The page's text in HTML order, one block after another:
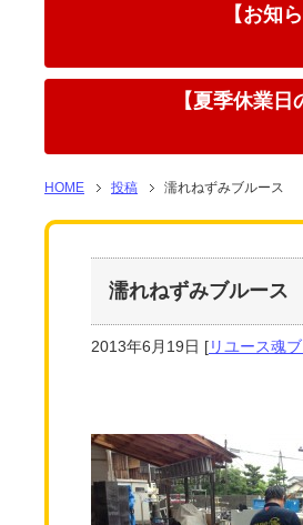
【お知
【夏季休業
HOME 投稿 濡れねずみブルース
濡れねずみブルース
2013年6月19日 [リユース魂